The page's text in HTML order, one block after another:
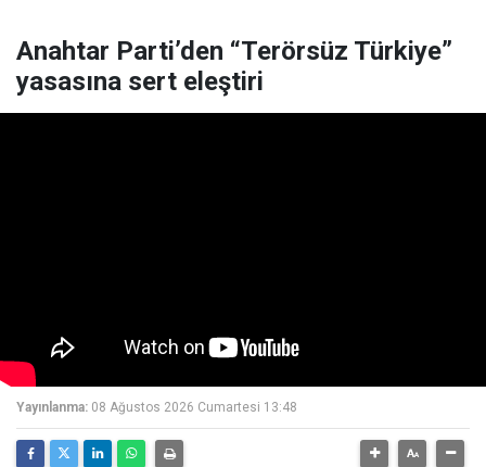
Anahtar Parti’den “Terörsüz Türkiye”
yasasına sert eleştiri
Yayınlanma: 08 Ağustos 2026 Cumartesi 13:48